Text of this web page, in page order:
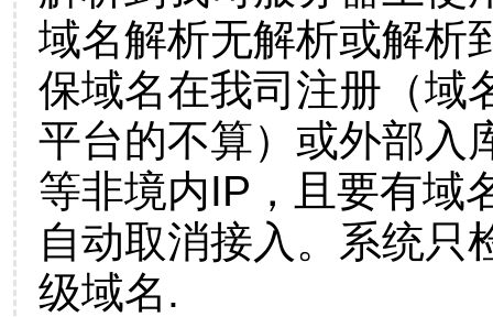
域名解析无解析或解析
保域名在我司注册（域
平台的不算）或外部入
等非境内IP，且要有域
自动取消接入。系统只
级域名.